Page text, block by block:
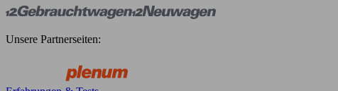
Unsere Partnerseiten: